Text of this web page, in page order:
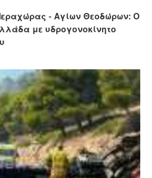
- Αγίων Θεοδώρων: Ο
με υδρογονοκίνητο